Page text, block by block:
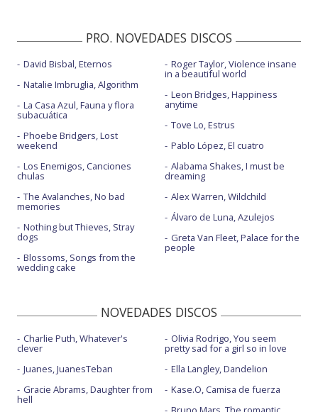
PRO. NOVEDADES DISCOS
David Bisbal, Eternos
Natalie Imbruglia, Algorithm
La Casa Azul, Fauna y flora
subacuática
Phoebe Bridgers, Lost
weekend
Los Enemigos, Canciones
chulas
The Avalanches, No bad
memories
Nothing but Thieves, Stray
dogs
Blossoms, Songs from the
wedding cake
Roger Taylor, Violence insane
in a beautiful world
Leon Bridges, Happiness
anytime
Tove Lo, Estrus
Pablo López, El cuatro
Alabama Shakes, I must be
dreaming
Alex Warren, Wildchild
Álvaro de Luna, Azulejos
Greta Van Fleet, Palace for the
people
NOVEDADES DISCOS
Charlie Puth, Whatever's
clever
Juanes, JuanesTeban
Gracie Abrams, Daughter from
hell
Olivia Rodrigo, You seem
pretty sad for a girl so in love
Ella Langley, Dandelion
Kase.O, Camisa de fuerza